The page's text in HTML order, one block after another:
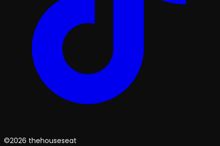
©2026 thehouseseat